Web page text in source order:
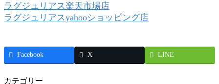
ラグジュリアス楽天市場店
ラグジュリアスyahooショッピング店
Facebook X LINE
カテゴリー